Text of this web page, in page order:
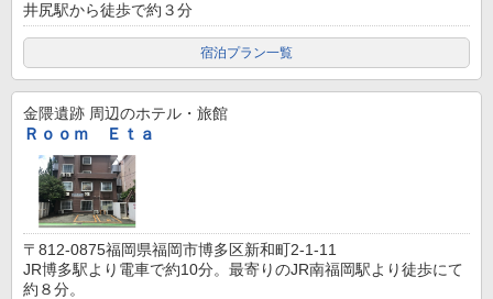
井尻駅から徒歩で約３分
宿泊プラン一覧
金隈遺跡 周辺のホテル・旅館
Ｒｏｏｍ Ｅｔａ
〒812-0875福岡県福岡市博多区新和町2-1-11
JR博多駅より電車で約10分。最寄りのJR南福岡駅より徒歩にて
約８分。